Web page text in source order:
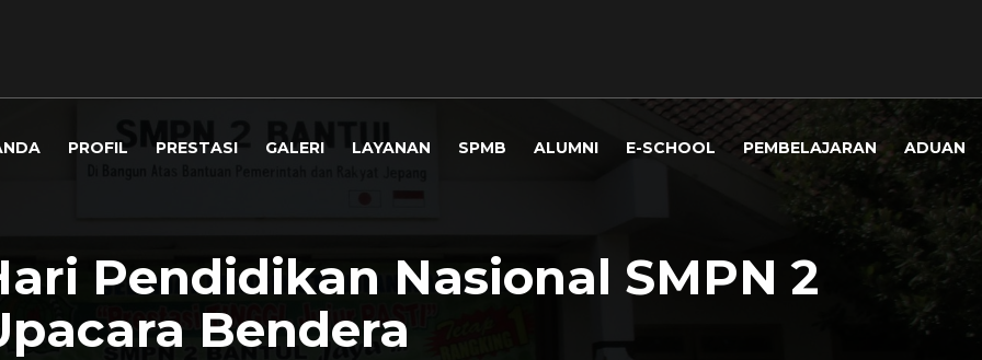
PROFIL PRESTASI GALERI LAYANAN SPMB ALUMNI E-SCHOOL PEMBELAJARAN ADUAN
Pendidikan Nasional SMPN 2
Bendera